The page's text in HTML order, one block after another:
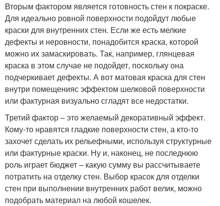
Вторым фактором является готовность стен к покраске.
Для идеально ровной поверхности подойдут любые
краски для внутренних стен. Если же есть мелкие
дефекты и неровности, понадобится краска, которой
можно их замаскировать. Так, например, глянцевая
краска в этом случае не подойдет, поскольку она
подчеркивает дефекты. А вот матовая краска для стен
внутри помещенияс эффектом шелковой поверхности
или фактурная визуально сгладят все недостатки.
Третий фактор – это желаемый декоративный эффект.
Кому-то нравятся гладкие поверхности стен, а кто-то
захочет сделать их рельефными, используя структурные
или фактурные краски. Ну и, наконец, не последнюю
роль играет бюджет – какую сумму вы рассчитываете
потратить на отделку стен. Выбор красок для отделки
стен при выполнении внутренних работ велик, можно
подобрать материал на любой кошелек.